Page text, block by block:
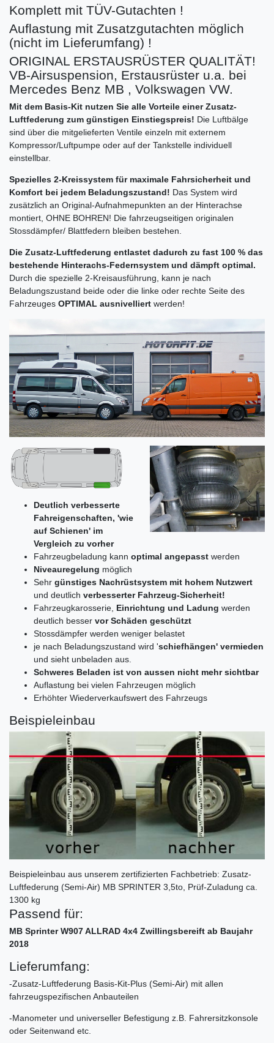
Komplett mit TÜV-Gutachten !
Auflastung mit Zusatzgutachten möglich
(nicht im Lieferumfang) !
ORIGINAL ERSTAUSRÜSTER QUALITÄT!
VB-Airsuspension, Erstausrüster u.a. bei
Mercedes Benz MB , Volkswagen VW.
Mit dem Basis-Kit nutzen Sie alle Vorteile einer Zusatz-
Luftfederung zum günstigen Einstiegspreis! Die Luftbälge
sind über die mitgelieferten Ventile einzeln mit externem
Kompressor/Luftpumpe oder auf der Tankstelle individuell
einstellbar.
Spezielles 2-Kreissystem für maximale Fahrsicherheit und
Komfort bei jedem Beladungszustand! Das System wird
zusätzlich an Original-Aufnahmepunkten an der Hinterachse
montiert, OHNE BOHREN! Die fahrzeugseitigen originalen
Stossdämpfer/ Blattfedern bleiben bestehen.
Die Zusatz-Luftfederung entlastet dadurch zu fast 100 % das
bestehende Hinterachs-Federnsystem und dämpft optimal.
Durch die spezielle 2-Kreisausführung, kann je nach
Beladungszustand beide oder die linke oder rechte Seite des
Fahrzeuges OPTIMAL ausnivelliert werden!
Deutlich verbesserte
Fahreigenschaften, 'wie
auf Schienen' im
Vergleich zu vorher
Fahrzeugbeladung kann optimal angepasst werden
Niveauregelung möglich
Sehr günstiges Nachrüstsystem mit hohem Nutzwert
und deutlich verbesserter Fahrzeug-Sicherheit!
Fahrzeugkarosserie, Einrichtung und Ladung werden
deutlich besser vor Schäden geschützt
Stossdämpfer werden weniger belastet
je nach Beladungszustand wird 'schiefhängen' vermieden
und sieht unbeladen aus.
Schweres Beladen ist von aussen nicht mehr sichtbar
Auflastung bei vielen Fahrzeugen möglich
Erhöhter Wiederverkaufswert des Fahrzeugs
Beispieleinbau
Beispieleinbau aus unserem zertifizierten Fachbetrieb: Zusatz-
Luftfederung (Semi-Air) MB SPRINTER 3,5to, Prüf-Zuladung ca.
1300 kg
Passend für:
MB Sprinter W907 ALLRAD 4x4 Zwillingsbereift ab Baujahr
2018
Lieferumfang:
-Zusatz-Luftfederung Basis-Kit-Plus (Semi-Air) mit allen
fahrzeugspezifischen Anbauteilen
-Manometer und universeller Befestigung z.B. Fahrersitzkonsole
oder Seitenwand etc.